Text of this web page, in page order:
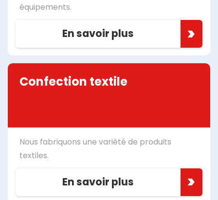
équipements.
En savoir plus
Confection textile
Nous fabriquons une variété de produits
textiles.
En savoir plus